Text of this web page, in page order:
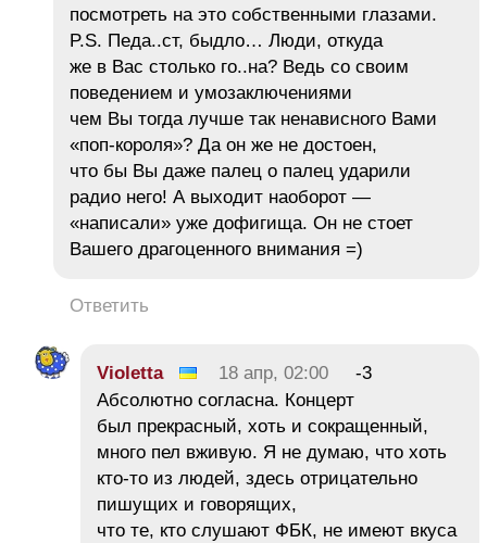
посмотреть на это собственными глазами.
P.S. Педа..ст, быдло… Люди, откуда
же в Вас столько го..на? Ведь со своим
поведением и умозаключениями
чем Вы тогда лучше так ненависного Вами
«поп-короля»? Да он же не достоен,
что бы Вы даже палец о палец ударили
радио него! А выходит наоборот —
«написали» уже дофигища. Он не стоет
Вашего драгоценного внимания =)
Ответить
Violetta 18 апр, 02:00
-3
Абсолютно согласна. Концерт
был прекрасный, хоть и сокращенный,
много пел вживую. Я не думаю, что хоть
кто-то из людей, здесь отрицательно
пишущих и говорящих,
что те, кто слушают ФБК, не имеют вкуса